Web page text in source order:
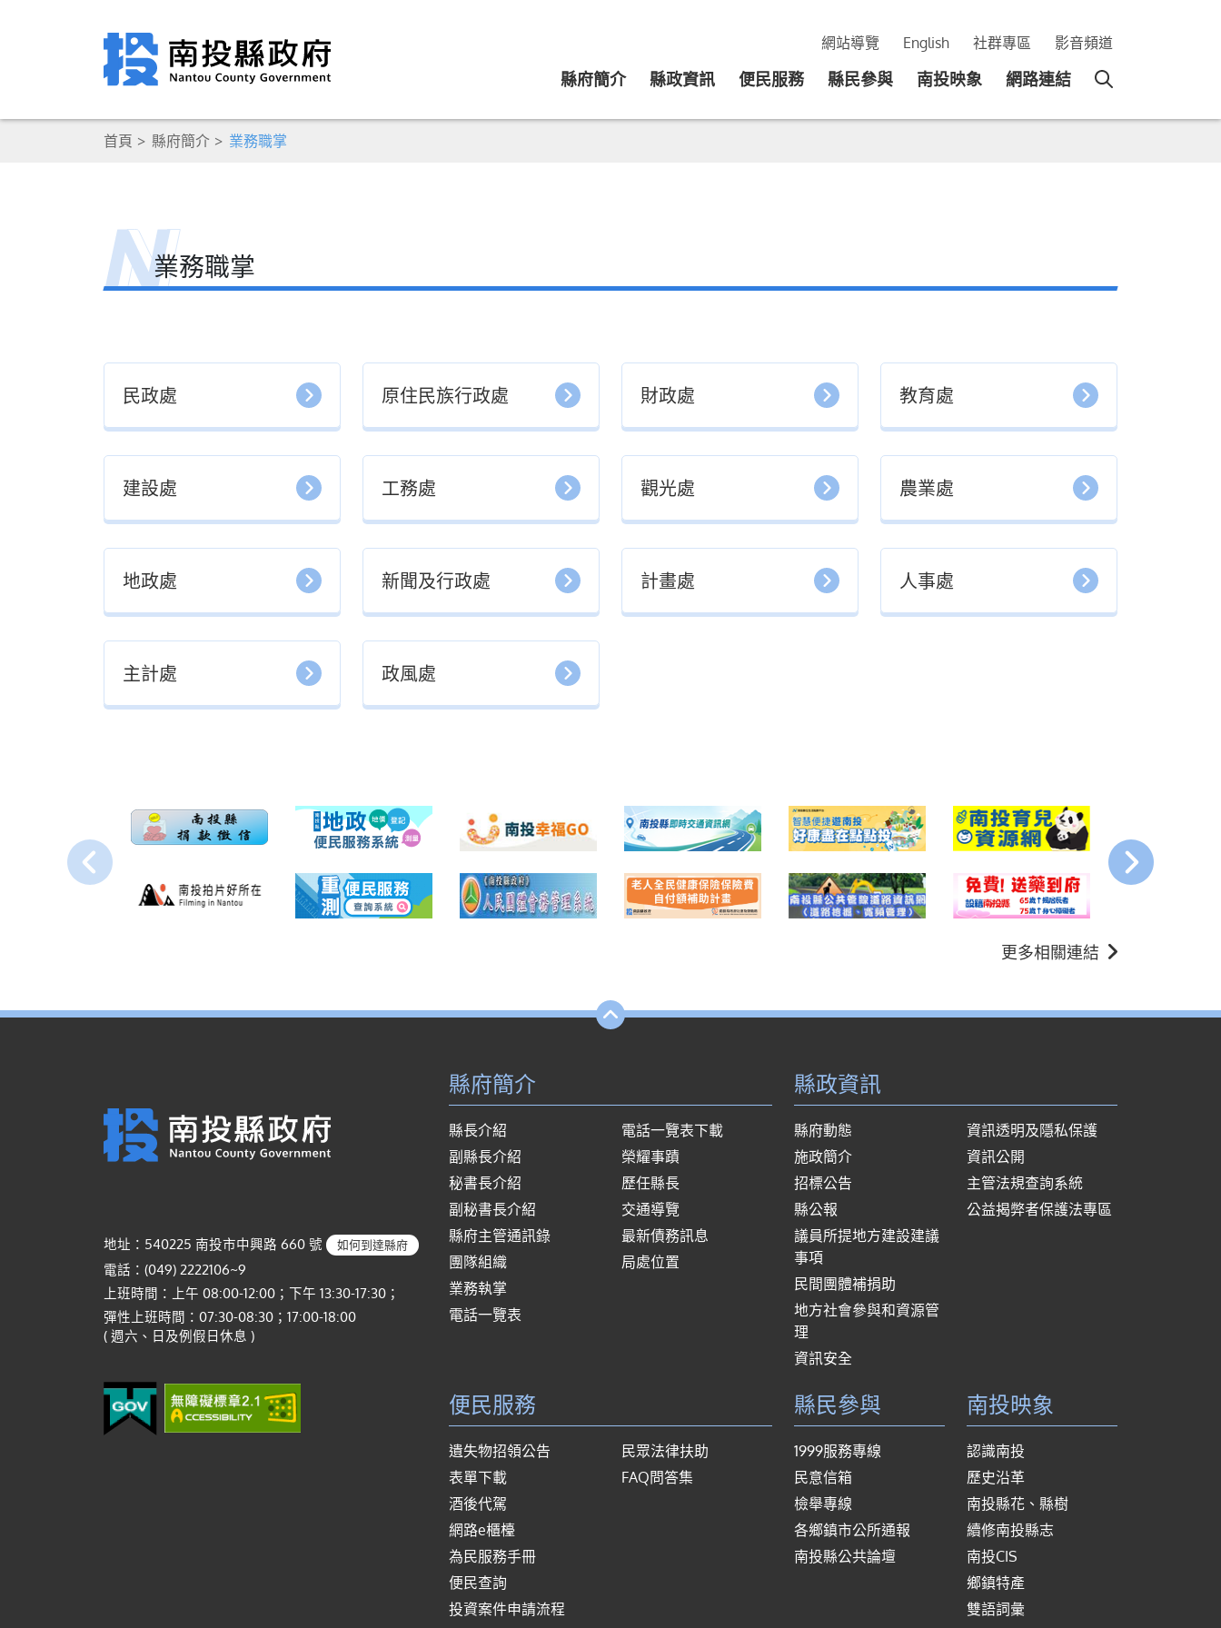
網站導覽 English 社群專區 影音頻道
縣府簡介 縣政資訊 便民服務 縣民參與 南投映象 網路連結
首頁 縣府簡介 業務職掌
業務職掌
民政處 原住民族行政處 財政處 教育處
建設處 工務處 觀光處 農業處
地政處 新聞及行政處 計畫處 人事處
主計處 政風處
更多相關連結
地址：540225 南投市中興路 660 號 如何到達縣府
電話：(049) 2222106~9
上班時間：上午 08:00-12:00；下午 13:30-17:30；
彈性上班時間：07:30-08:30；17:00-18:00
( 週六、日及例假日休息 )
縣府簡介
縣長介紹
副縣長介紹
秘書長介紹
副秘書長介紹
縣府主管通訊錄
團隊組織
業務執掌
電話一覽表
電話一覽表下載
榮耀事蹟
歷任縣長
交通導覽
最新債務訊息
局處位置
縣政資訊
縣府動態
施政簡介
招標公告
縣公報
議員所提地方建設建議
事項
民間團體補捐助
地方社會參與和資源管
理
資訊安全
資訊透明及隱私保護
資訊公開
主管法規查詢系統
公益揭弊者保護法專區
便民服務
遺失物招領公告
表單下載
酒後代駕
網路e櫃檯
為民服務手冊
便民查詢
投資案件申請流程
民眾法律扶助
FAQ問答集
縣民參與
1999服務專線
民意信箱
檢舉專線
各鄉鎮市公所通報
南投縣公共論壇
南投映象
認識南投
歷史沿革
南投縣花、縣樹
續修南投縣志
南投CIS
鄉鎮特產
雙語詞彙